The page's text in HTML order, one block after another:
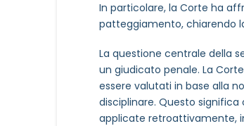
In particolare, la Corte ha
patteggiamento, chiarendo
La questione centrale della
un giudicato penale. La
essere valutati in base alla
disciplinare. Questo
applicate retroattivamente,